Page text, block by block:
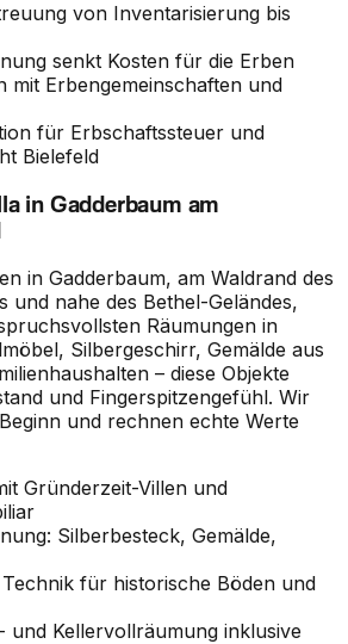
von Inventarisierung bis
senkt Kosten für die Erben
mit Erbengemeinschaften und
für Erbschaftssteuer und
Bielefeld
in Gadderbaum am
in Gadderbaum, am Waldrand des
und nahe des Bethel-Geländes,
Räumungen in
Silbergeschirr, Gemälde aus
– diese Objekte
und Fingerspitzengefühl. Wir
und rechnen echte Werte
Gründerzeit-Villen und
Silberbesteck, Gemälde,
für historische Böden und
und Kellervollräumung inklusive